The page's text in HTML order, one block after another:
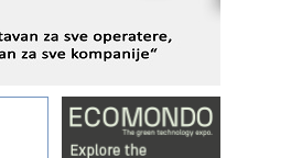
Komponente koje
– japanska
u transferu fluida